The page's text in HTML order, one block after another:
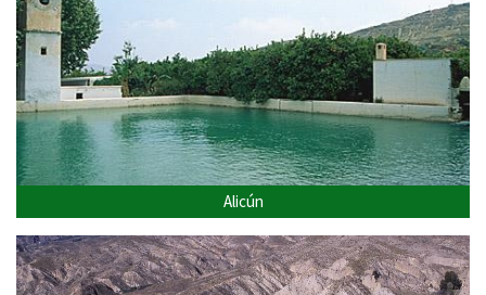
Alicún